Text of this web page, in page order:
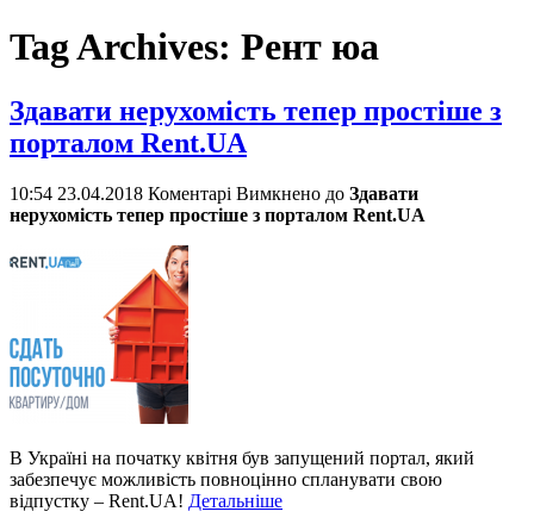
Tag Archives: Рент юа
Здавати нерухомість тепер простіше з
порталом Rent.UA
10:54 23.04.2018 Коментарі Вимкнено до Здавати
нерухомість тепер простіше з порталом Rent.UA
В Україні на початку квітня був запущений портал, який
забезпечує можливість повноцінно спланувати свою
відпустку – Rent.UA! Детальніше